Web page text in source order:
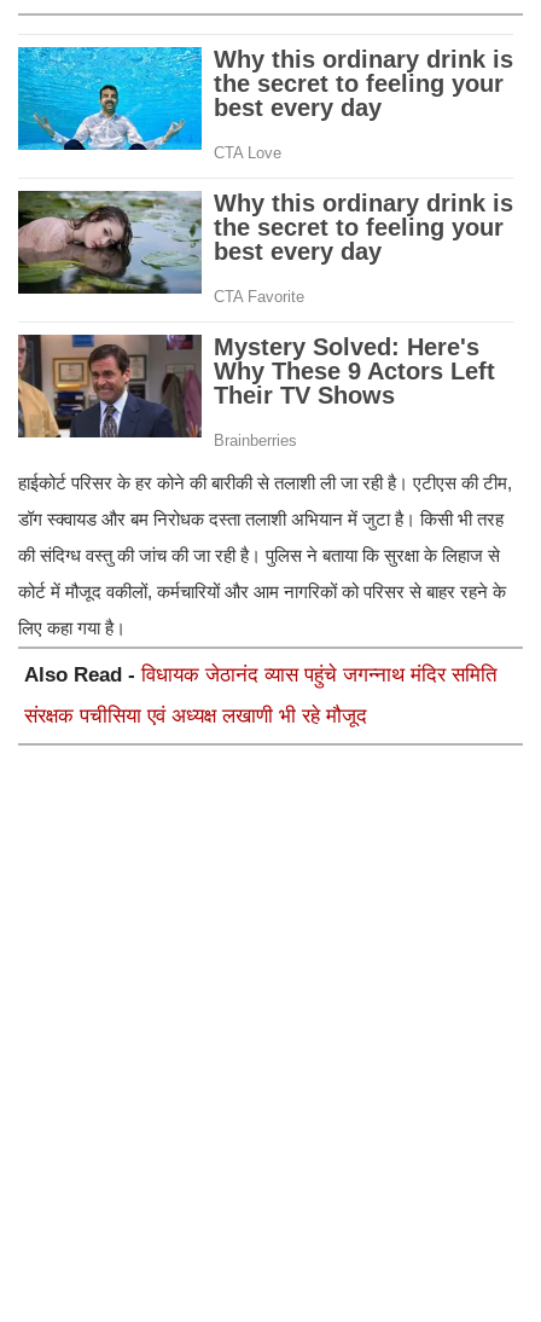
हाईकोर्ट परिसर के हर कोने की बारीकी से तलाशी ली जा रही है। एटीएस की टीम,
डॉग स्क्वायड और बम निरोधक दस्ता तलाशी अभियान में जुटा है। किसी भी तरह
की संदिग्ध वस्तु की जांच की जा रही है। पुलिस ने बताया कि सुरक्षा के लिहाज से
कोर्ट में मौजूद वकीलों, कर्मचारियों और आम नागरिकों को परिसर से बाहर रहने के
लिए कहा गया है।
Also Read -विधायक जेठानंद व्यास पहुंचे जगन्नाथ मंदिर समिति
संरक्षक पचीसिया एवं अध्यक्ष लखाणी भी रहे मौजूद